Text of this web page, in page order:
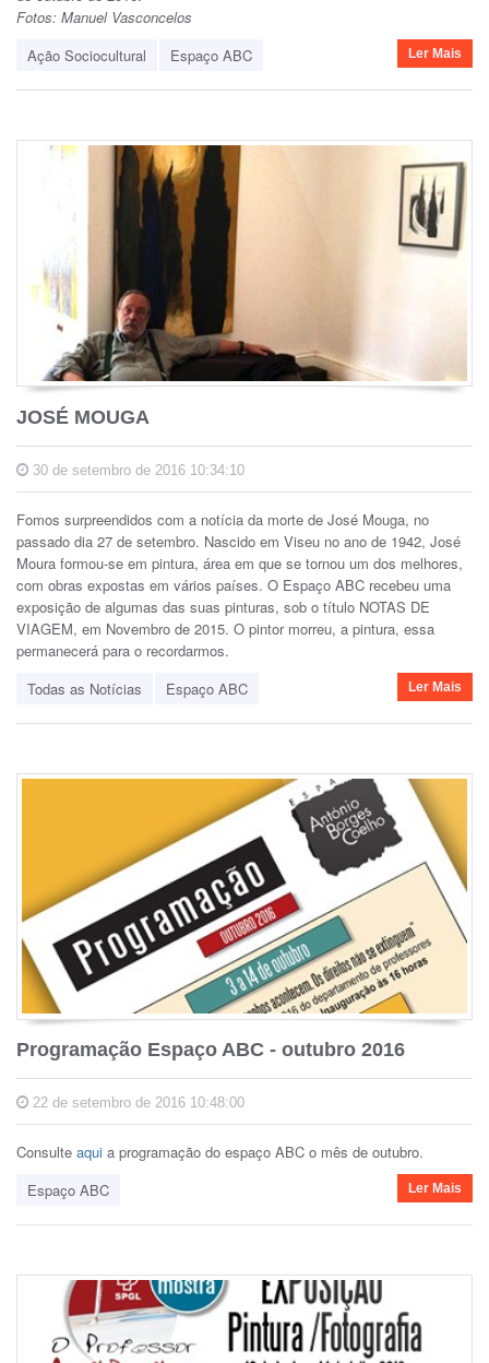
Fotos: Manuel Vasconcelos
Ação Sociocultural
Espaço ABC Ler Mais
JOSÉ MOUGA
30 de setembro de 2016 10:34:10
Fomos surpreendidos com a notícia da morte de José Mouga, no
passado dia 27 de setembro. Nascido em Viseu no ano de 1942, José
Moura formou-se em pintura, área em que se tornou um dos melhores,
com obras expostas em vários países. O Espaço ABC recebeu uma
exposição de algumas das suas pinturas, sob o título NOTAS DE
VIAGEM, em Novembro de 2015. O pintor morreu, a pintura, essa
permanecerá para o recordarmos.
Todas as Notícias
Espaço ABC Ler Mais
Programação Espaço ABC - outubro 2016
22 de setembro de 2016 10:48:00
Consulte aqui a programação do espaço ABC o mês de outubro.
Espaço ABC
Ler Mais